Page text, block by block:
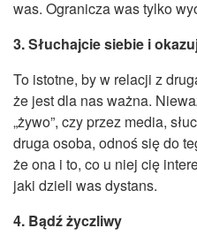
was. Ogranicza was tylko
3. Słuchajcie siebie i
To istotne, by w relacji z
że jest dla nas ważna.
„żywo”, czy przez media,
druga osoba, odnoś się do
że ona i to, co u niej cię
jaki dzieli was dystans.
4. Bądź życzliwy